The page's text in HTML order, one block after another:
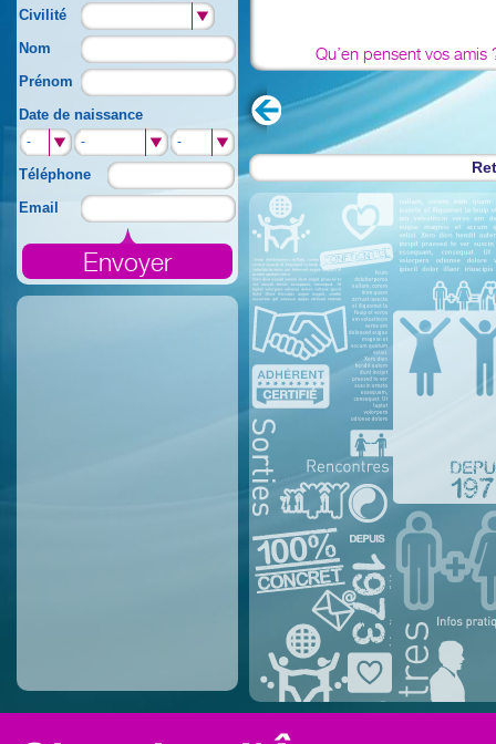
Civilité
Nom
Prénom
Date de naissance
- - -
Téléphone
Email
Qu’en pensent vos amis